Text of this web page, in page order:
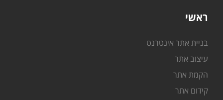
ראשי
בניית אתר אינטרנט
עיצוב אתר
הקמת אתר
קידום אתר